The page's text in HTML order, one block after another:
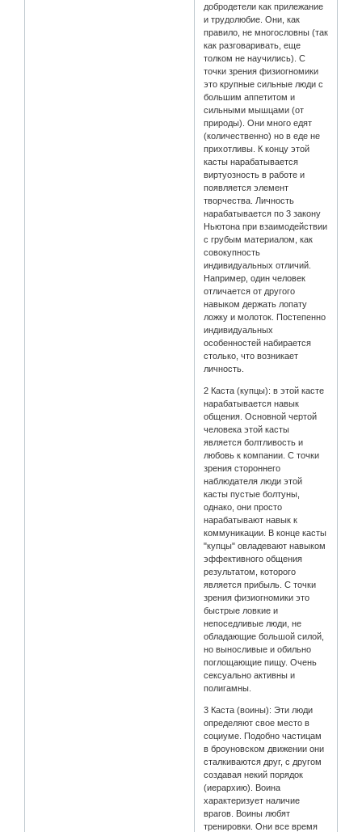
добродетели как прилежание
и трудолюбие. Они, как
правило, не многословны (так
как разговаривать, еще
толком не научились). С
точки зрения физиогномики
это крупные сильные люди с
большим аппетитом и
сильными мышцами (от
природы). Они много едят
(количественно) но в еде не
прихотливы. К концу этой
касты нарабатывается
виртуозность в работе и
появляется элемент
творчества. Личность
нарабатывается по 3 закону
Ньютона при взаимодействии
с грубым материалом, как
совокупность
индивидуальных отличий.
Например, один человек
отличается от другого
навыком держать лопату
ложку и молоток. Постепенно
индивидуальных
особенностей набирается
столько, что возникает
личность.
2 Каста (купцы): в этой касте
нарабатывается навык
общения. Основной чертой
человека этой касты
является болтливость и
любовь к компании. С точки
зрения стороннего
наблюдателя люди этой
касты пустые болтуны,
однако, они просто
нарабатывают навык к
коммуникации. В конце касты
"купцы" овладевают навыком
эффективного общения
результатом, которого
является прибыль. С точки
зрения физиогномики это
быстрые ловкие и
непоседливые люди, не
обладающие большой силой,
но выносливые и обильно
поглощающие пищу. Очень
сексуально активны и
полигамны.
3 Каста (воины): Эти люди
определяют свое место в
социуме. Подобно частицам
в броуновском движении они
сталкиваются друг, с другом
создавая некий порядок
(иерархию). Воина
характеризует наличие
врагов. Воины любят
тренировки. Они все время